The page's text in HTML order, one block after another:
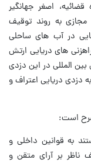
اصغر جهانگیر
به روند توقیف
در آب های ساحلی
های دریایی ارتش
المللی در این دزدی
دزدی دریایی اعتراف و
است:
به قوانین داخلی و
ناظر بر آرای متقن و